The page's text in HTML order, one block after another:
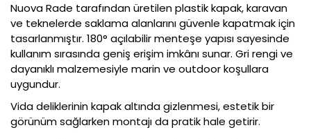
Nuova Rade tarafından üretilen plastik kapak, karavan
ve teknelerde saklama alanlarını güvenle kapatmak için
tasarlanmıştır. 180° açılabilir menteşe yapısı sayesinde
kullanım sırasında geniş erişim imkânı sunar. Gri rengi ve
dayanıklı malzemesiyle marin ve outdoor koşullara
uygundur.
Vida deliklerinin kapak altında gizlenmesi, estetik bir
görünüm sağlarken montajı da pratik hale getirir.